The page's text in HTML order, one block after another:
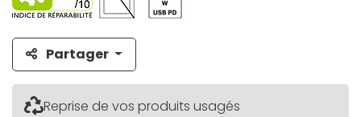
Partager
Reprise de vos produits usagés